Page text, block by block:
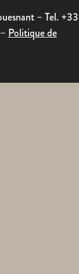
– Tel. +33
– Politique de